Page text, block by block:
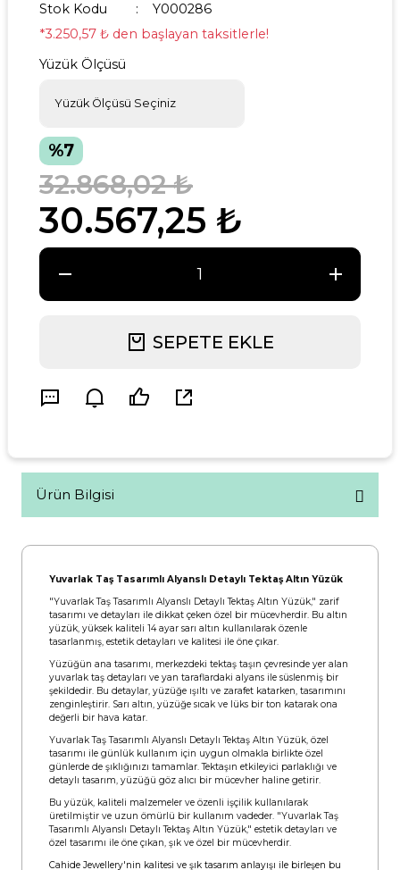
Stok Kodu
Y000286
*3.250,57 ₺ den başlayan taksitlerle!
Yüzük Ölçüsü
%7
30.567,25 ₺
32.868,02 ₺
SEPETE EKLE
Ürün Bilgisi
Yuvarlak Taş Tasarımlı Alyanslı Detaylı Tektaş Altın Yüzük
"Yuvarlak Taş Tasarımlı Alyanslı Detaylı Tektaş Altın Yüzük," zarif
tasarımı ve detayları ile dikkat çeken özel bir mücevherdir. Bu altın
yüzük, yüksek kaliteli 14 ayar sarı altın kullanılarak özenle
tasarlanmış, estetik detayları ve kalitesi ile öne çıkar.
Yüzüğün ana tasarımı, merkezdeki tektaş taşın çevresinde yer alan
yuvarlak taş detayları ve yan taraflardaki alyans ile süslenmiş bir
şekildedir. Bu detaylar, yüzüğe ışıltı ve zarafet katarken, tasarımını
zenginleştirir. Sarı altın, yüzüğe sıcak ve lüks bir ton katarak ona
değerli bir hava katar.
Yuvarlak Taş Tasarımlı Alyanslı Detaylı Tektaş Altın Yüzük, özel
tasarımı ile günlük kullanım için uygun olmakla birlikte özel
günlerde de şıklığınızı tamamlar. Tektaşın etkileyici parlaklığı ve
detaylı tasarım, yüzüğü göz alıcı bir mücevher haline getirir.
Bu yüzük, kaliteli malzemeler ve özenli işçilik kullanılarak
üretilmiştir ve uzun ömürlü bir kullanım vadeder. "Yuvarlak Taş
Tasarımlı Alyanslı Detaylı Tektaş Altın Yüzük," estetik detayları ve
özel tasarımı ile öne çıkan, şık ve özel bir mücevherdir.
Cahide Jewellery'nin kalitesi ve şık tasarım anlayışı ile birleşen bu